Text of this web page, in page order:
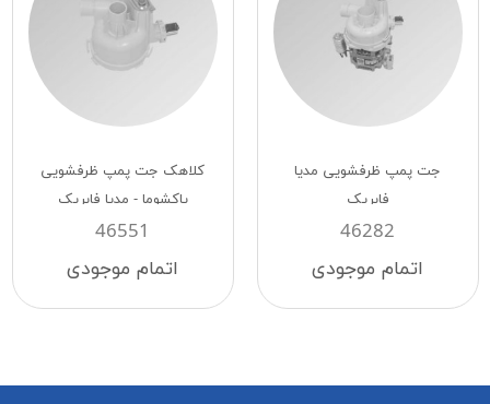
جت پمپ ظرفشویی مدیا
فابریک
46282
اتمام موجودی
کلاهک جت پمپ ظرفشویی
پاکشوما - مدیا فابریک
46551
اتمام موجودی